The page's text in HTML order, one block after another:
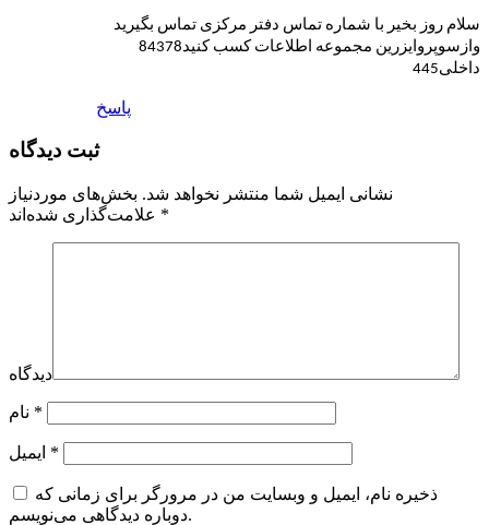
سلام روز بخیر با شماره تماس دفتر مرکزی تماس بگیرید
وازسوپروایزرین مجموعه اطلاعات کسب کنید84378
داخلی445
پاسخ
ثبت دیدگاه
نشانی ایمیل شما منتشر نخواهد شد. بخش‌های موردنیاز
*
دیدگاه
*
*
ذخیره نام، ایمیل و وبسایت من در مرورگر برای زمانی که
دوباره دیدگاهی می‌نویسم.